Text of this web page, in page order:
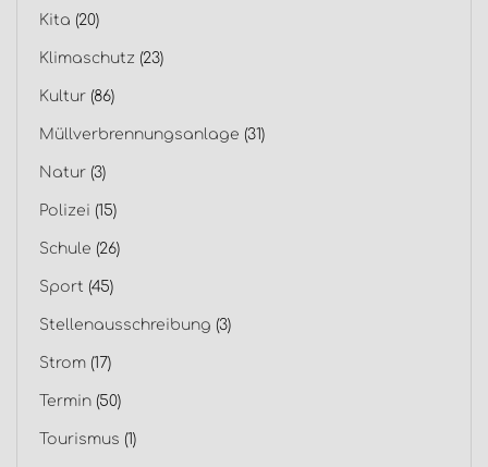
Kita (20)
Klimaschutz (23)
Kultur (86)
Müllverbrennungsanlage (31)
Natur (3)
Polizei (15)
Schule (26)
Sport (45)
Stellenausschreibung (3)
Strom (17)
Termin (50)
Tourismus (1)